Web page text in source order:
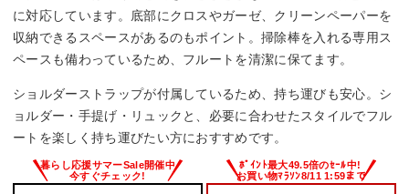
に対応しています。底部にクロスやガーゼ、クリーンペーパーを
収納できるスペースがあるのもポイント。掃除棒を入れる専用ス
ペースも備わっているため、フルートを清潔に保てます。
ショルダーストラップが付属しているため、持ち運びも安心。シ
ョルダー・手提げ・リュックと、必要に合わせたスタイルでフル
ートを楽しく持ち運びたい方におすすめです。